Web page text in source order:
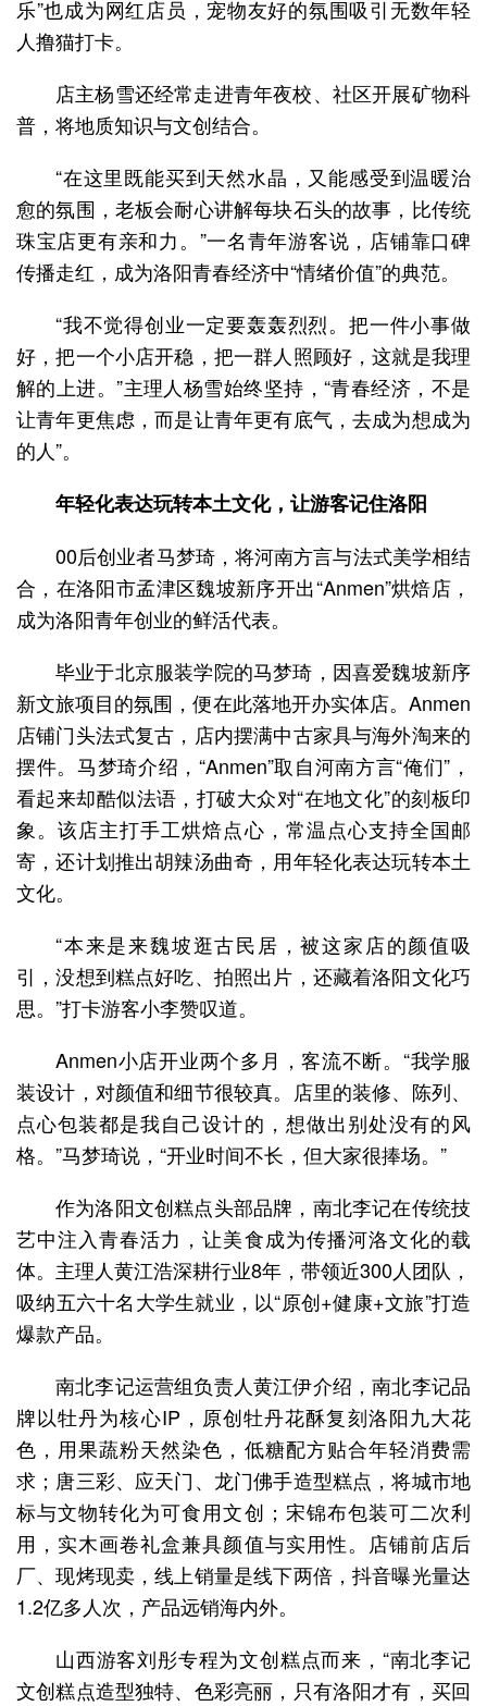
乐”也成为网红店员，宠物友好的氛围吸引无数年轻
人撸猫打卡。
店主杨雪还经常走进青年夜校、社区开展矿物科
普，将地质知识与文创结合。
“在这里既能买到天然水晶，又能感受到温暖治
愈的氛围，老板会耐心讲解每块石头的故事，比传统
珠宝店更有亲和力。”一名青年游客说，店铺靠口碑
传播走红，成为洛阳青春经济中“情绪价值”的典范。
“我不觉得创业一定要轰轰烈烈。把一件小事做
好，把一个小店开稳，把一群人照顾好，这就是我理
解的上进。”主理人杨雪始终坚持，“青春经济，不是
让青年更焦虑，而是让青年更有底气，去成为想成为
的人”。
年轻化表达玩转本土文化，让游客记住洛阳
00后创业者马梦琦，将河南方言与法式美学相结
合，在洛阳市孟津区魏坡新序开出“Anmen”烘焙店，
成为洛阳青年创业的鲜活代表。
毕业于北京服装学院的马梦琦，因喜爱魏坡新序
新文旅项目的氛围，便在此落地开办实体店。Anmen
店铺门头法式复古，店内摆满中古家具与海外淘来的
摆件。马梦琦介绍，“Anmen”取自河南方言“俺们”，
看起来却酷似法语，打破大众对“在地文化”的刻板印
象。该店主打手工烘焙点心，常温点心支持全国邮
寄，还计划推出胡辣汤曲奇，用年轻化表达玩转本土
文化。
“本来是来魏坡逛古民居，被这家店的颜值吸
引，没想到糕点好吃、拍照出片，还藏着洛阳文化巧
思。”打卡游客小李赞叹道。
Anmen小店开业两个多月，客流不断。“我学服
装设计，对颜值和细节很较真。店里的装修、陈列、
点心包装都是我自己设计的，想做出别处没有的风
格。”马梦琦说，“开业时间不长，但大家很捧场。”
作为洛阳文创糕点头部品牌，南北李记在传统技
艺中注入青春活力，让美食成为传播河洛文化的载
体。主理人黄江浩深耕行业8年，带领近300人团队，
吸纳五六十名大学生就业，以“原创+健康+文旅”打造
爆款产品。
南北李记运营组负责人黄江伊介绍，南北李记品
牌以牡丹为核心IP，原创牡丹花酥复刻洛阳九大花
色，用果蔬粉天然染色，低糖配方贴合年轻消费需
求；唐三彩、应天门、龙门佛手造型糕点，将城市地
标与文物转化为可食用文创；宋锦布包装可二次利
用，实木画卷礼盒兼具颜值与实用性。店铺前店后
厂、现烤现卖，线上销量是线下两倍，抖音曝光量达
1.2亿多人次，产品远销海内外。
山西游客刘彤专程为文创糕点而来，“南北李记
文创糕点造型独特、色彩亮丽，只有洛阳才有，买回